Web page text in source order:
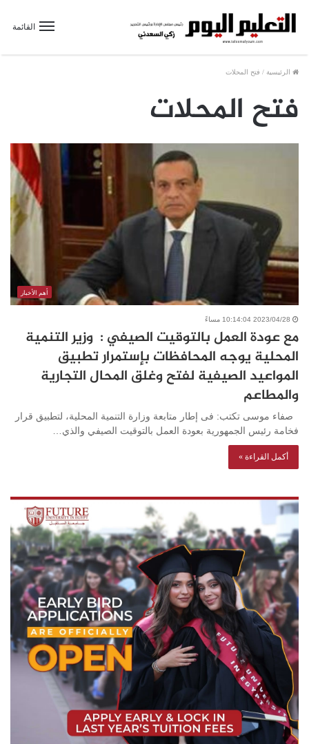
القائمة
الرئيسية / فتح المحلات
فتح المحلات
أهم الأخبار
2023/04/28 10:14:04 مساءً
مع عودة العمل بالتوقيت الصيفي : وزير التنمية
المحلية يوجه المحافظات بإستمرار تطبيق
المواعيد الصيفية لفتح وغلق المحال التجارية
والمطاعم
صفاء موسى تكتب: فى إطار متابعة وزارة التنمية المحلية، لتطبيق قرار
فخامة رئيس الجمهورية بعودة العمل بالتوقيت الصيفي والذي…
أكمل القراءة »